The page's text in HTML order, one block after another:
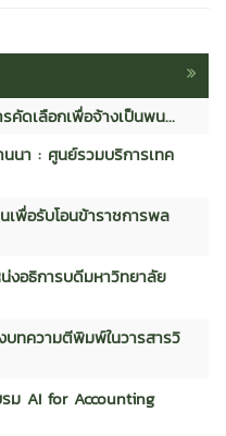
คัดเลือกเพื่อจ้างเป็นพน...
นา : ศูนย์รวมบริการเทค
เพื่อรับโอนข้าราชการพล
งอธิการบดีมหาวิทยาลัย
ทความตีพิมพ์ในวารสารวิ
ม AI for Accounting